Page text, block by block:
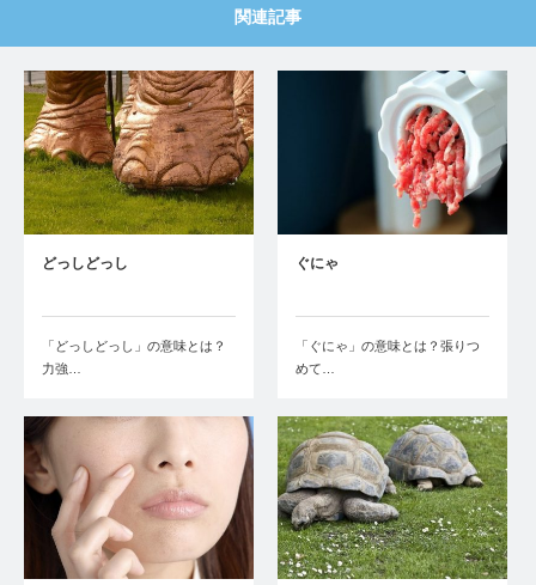
関連記事
どっしどっし
「どっしどっし」の意味とは？
力強…
ぐにゃ
「ぐにゃ」の意味とは？張りつ
めて…